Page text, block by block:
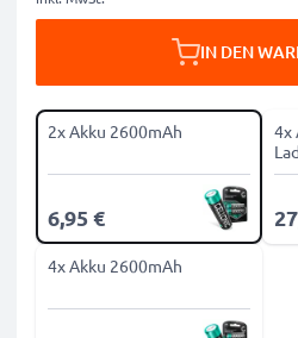
IN DEN
2x Akku 2600mAh
6,95 €
4x
4x Akku 2600mAh